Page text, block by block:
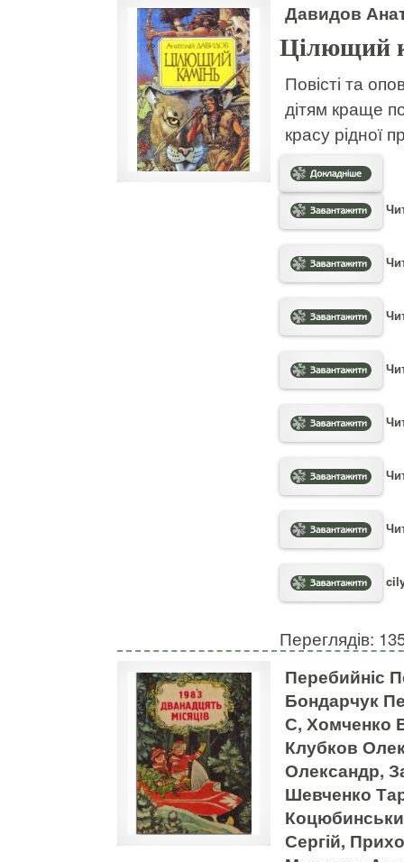
Давидов
Цілющий
Повісті та
дітям краще
красу рідної
Переглядів:
Перебийніс
Бондарчук
С, Хомченко
Клубков
Олександр,
Шевченко
Сергій,